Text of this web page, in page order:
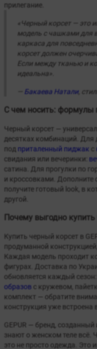
прилегание.
«Черный корсет — это
модель с чашками для
каркаса для
корсет должен
Если между тканью и
идеальна».
Бакаева Натали,
С чем носить: формулы
Черный корсет —
десятках комбинаций. Для
под приталенный пиджак с
свидания или вечеринки:
сатина. Для прогулки по
и кроссовками. Дополните
получите готовый look, в
другой.
Почему выгодно купить
Купить черный корсет в
продуманной
Каждая модель проходит
фигурах. Доставка по
обновляется каждый
образов с кружевом,
комплект — обратите
конструкция уже встроена в
GEPUR — бренд,
знают о женском теле всё.
это не просто одежда. Это